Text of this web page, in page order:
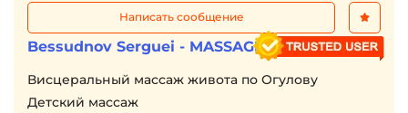
Написать сообщение
Bessudnov Serguei - MASSAGE
Висцеральный массаж живота по Огулову
Детский массаж